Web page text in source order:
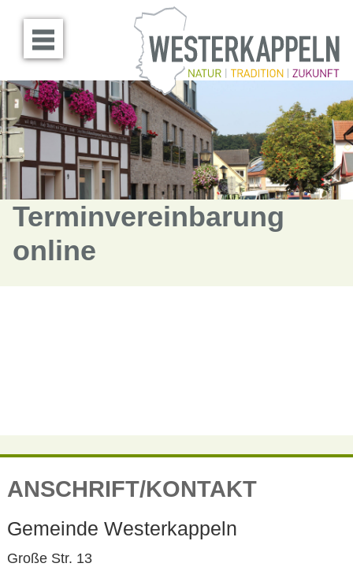
Menü öffnen
Terminvereinbarung
online
ANSCHRIFT/KONTAKT
Gemeinde Westerkappeln
Große Str. 13